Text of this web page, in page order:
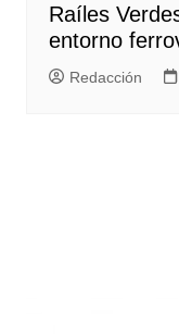
Raíles
entorno
Redacción